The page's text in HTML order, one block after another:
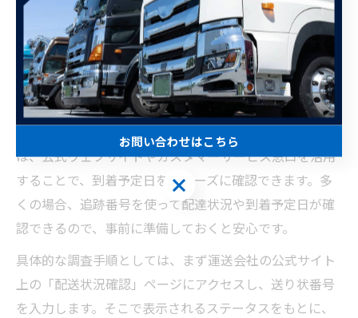
荷物到着日数の不安を減らす確認術
運送の到着日数を正確に調べる方法紹介
運送サービスを利用する際、荷物の到着日数を正確に把
握することは、受け取り計画を立てる上で非常に重要で
す。特に久留米運送のような地域密着型の運送会社で
は、公式ウェブサイトやカスタマーサービス窓口を活用
することで、到着予定日をスムーズに確認できます。多
くの場合、追跡番号を使って配達状況や到着予定日が確
認できるので、事前に準備しておくと安心です。
具体的な調査手順としては、まず運送会社の公式サイト
上の「配送状況確認」ページにアクセスし、送り状番号
を入力します。そこで表示されるステータスをもとに、
お問い合わせはこちら
お問い合わせはこちら